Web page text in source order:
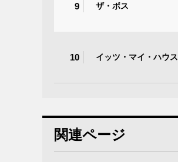
9 ザ・ボス
10 イッツ・マイ・ハウス
関連ページ